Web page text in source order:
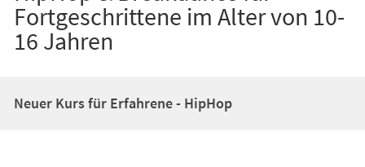
Fortgeschrittene im Alter von 10-
16 Jahren
Neuer Kurs für Erfahrene - HipHop